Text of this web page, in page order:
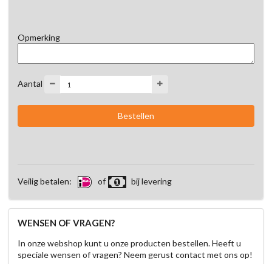
Opmerking
Aantal
Veilig betalen: of bij levering
WENSEN OF VRAGEN?
In onze webshop kunt u onze producten bestellen. Heeft u
speciale wensen of vragen? Neem gerust contact met ons op!